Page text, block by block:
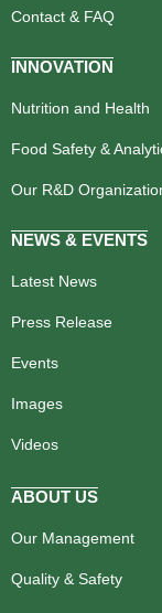
Contact & FAQ
INNOVATION
Nutrition and Health
Food Safety &
Our R&D
NEWS & EVENTS
Latest News
Press Release
Events
Images
Videos
ABOUT US
Our Management
Quality & Safety